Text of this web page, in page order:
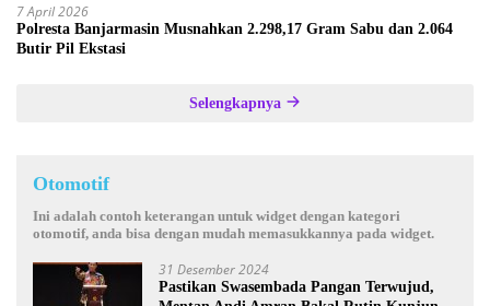
7 April 2026
Polresta Banjarmasin Musnahkan 2.298,17 Gram Sabu dan 2.064
Butir Pil Ekstasi
Selengkapnya
Otomotif
Ini adalah contoh keterangan untuk widget dengan kategori
otomotif, anda bisa dengan mudah memasukkannya pada widget.
31 Desember 2024
Pastikan Swasembada Pangan Terwujud,